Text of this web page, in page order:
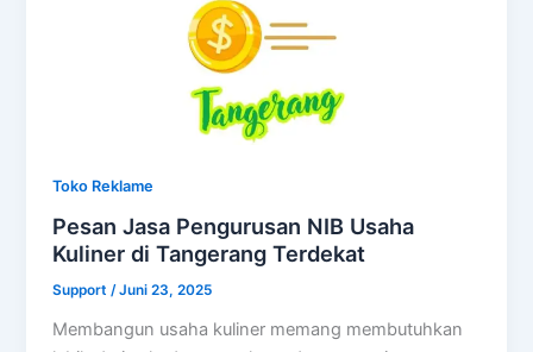
Toko Reklame
Pesan Jasa Pengurusan NIB Usaha
Kuliner di Tangerang Terdekat
Support/Juni 23, 2025
Membangun usaha kuliner memang membutuhkan